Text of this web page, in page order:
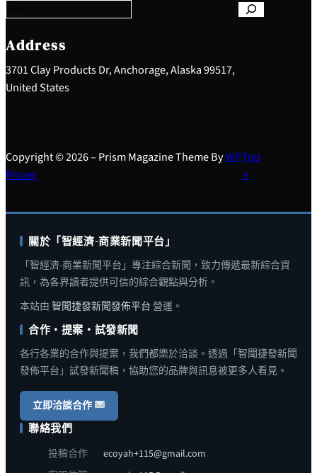
c
h
Address
3701 Clay Products Dr, Anchorage, Alaska 99517,
United States
Copyright © 2026 – Prism Magazine Theme ByWP
Plover
Top
↑
關於「智經濟-商業新聞平台」
「智經濟-商業新聞平台」專注綜合新聞，致力傳遞最新綜合資
訊，為各界讀者提供可信的綜合觀點與分析。
本站由 智聞捷發新聞發佈平台 營運。
合作・提案・試發新聞
各行各業的合作與提案，我們都樂於洽談。透過「智聞捷發新聞
發佈平台」試發新聞稿，協助您的品牌與訊息被更多人看見。
立即洽談合作
聯絡我們
投稿合作
ecoyah+115@gmail.com